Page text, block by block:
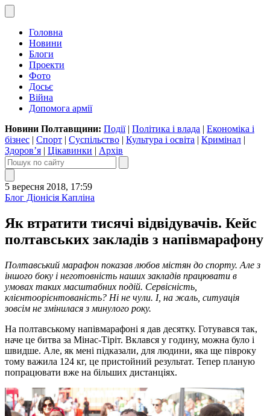
Головна
Новини
Блоги
Проекти
Фото
Досьє
Війна
Допомога армії
Новини Полтавщини: Події| Політика і влада | Економіка і
бізнес | Спорт | Суспільство | Культура і освіта | Кримінал |
Здоров’я | Цікавинки | Архів
5 вересня 2018, 17:59
Блог Діонісія Капліна
Як втратити тисячі відвідувачів. Кейс
полтавських закладів з напівмарафону
Полтавський марафон показав любов містян до спорту. Але з
іншого боку і неготовність наших закладів працювати в
умовах таких масштабних подій. Сервісність,
клієнтоорієнтованість? Ні не чули. І, на жаль, ситуація
зовсім не змінилася з минулого року.
На полтавському напівмарафоні я дав десятку. Готувався так,
наче це битва за Мінас-Тіріт. Вклався у годину, можна було і
швидше. Але, як мені підказали, для людини, яка ще півроку
тому важила 124 кг, це пристойний результат. Тепер планую
попрацювати вже на більших дистанціях.